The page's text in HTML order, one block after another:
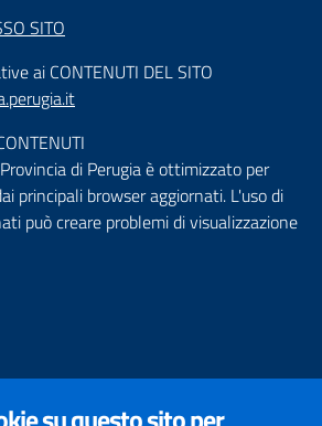
SITO
ai CONTENUTI DEL SITO
di Perugia è ottimizzato per
principali browser aggiornati. L'uso di
può creare problemi di visualizzazione